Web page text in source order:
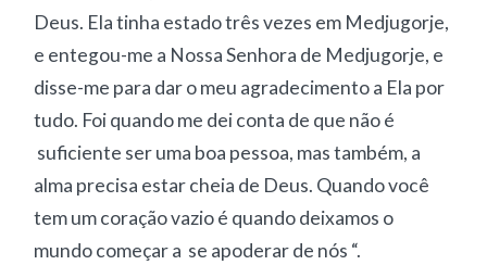
Deus. Ela tinha estado três vezes em Medjugorje,
e entegou-me a Nossa Senhora de Medjugorje, e
disse-me para dar o meu agradecimento a Ela por
tudo. Foi quando me dei conta de que não é
suficiente ser uma boa pessoa, mas também, a
alma precisa estar cheia de Deus. Quando você
tem um coração vazio é quando deixamos o
mundo começar a se apoderar de nós “.